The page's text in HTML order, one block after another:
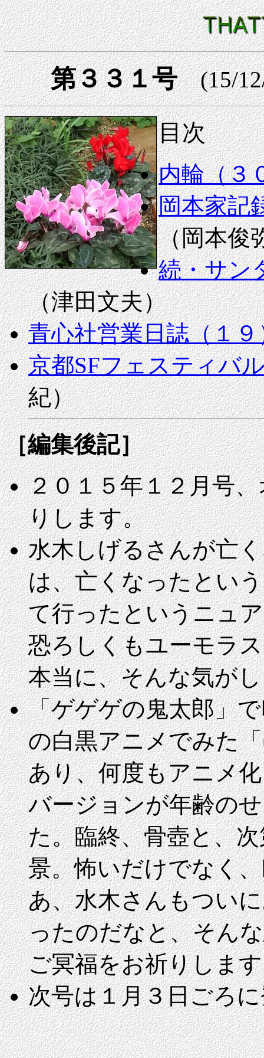
第３３１号(15/
目次
内輪（３
岡本家記
（岡本俊
続・サン
（津田文夫）
青心社営業日誌（１９
京都SFフェスティバ
紀）
［編集後記］
２０１５年１２月号
りします。
水木しげるさんが亡
は、亡くなったとい
て行ったというニュ
恐ろしくもユーモラ
本当に、そんな気が
「ゲゲゲの鬼太郎」
の白黒アニメでみた
あり、何度もアニメ
バージョンが年齢の
た。臨終、骨壺と、
景。怖いだけでなく
あ、水木さんもつい
ったのだなと、そん
ご冥福をお祈りしま
次号は１月３日ごろに